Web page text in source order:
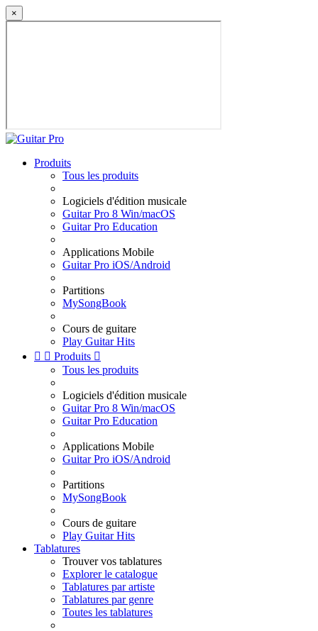
×
Produits
Tous les produits
Logiciels d'édition musicale
Guitar Pro 8 Win/macOS
Guitar Pro Education
Applications Mobile
Guitar Pro iOS/Android
Partitions
MySongBook
Cours de guitare
Play Guitar Hits
  Produits 
Tous les produits
Logiciels d'édition musicale
Guitar Pro 8 Win/macOS
Guitar Pro Education
Applications Mobile
Guitar Pro iOS/Android
Partitions
MySongBook
Cours de guitare
Play Guitar Hits
Tablatures
Trouver vos tablatures
Explorer le catalogue
Tablatures par artiste
Tablatures par genre
Toutes les tablatures